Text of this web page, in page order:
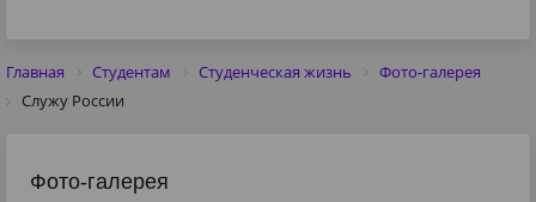
Главная Студентам Студенческая жизнь
Фото-галерея
Служу России
Фото-галерея